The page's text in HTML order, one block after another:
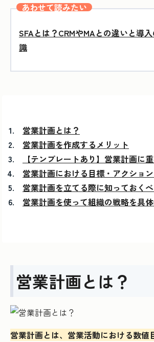
あわせて読みたい
SFAとは？CRMやMAとの違いと導
識
営業計画とは？
営業計画を作成するメリット
【テンプレートあり】営業計画に
営業計画における目標・アクショ
営業計画を立てる際に知っておく
営業計画を使って組織の戦略を具
営業計画とは？
営業計画とは、営業活動における数値